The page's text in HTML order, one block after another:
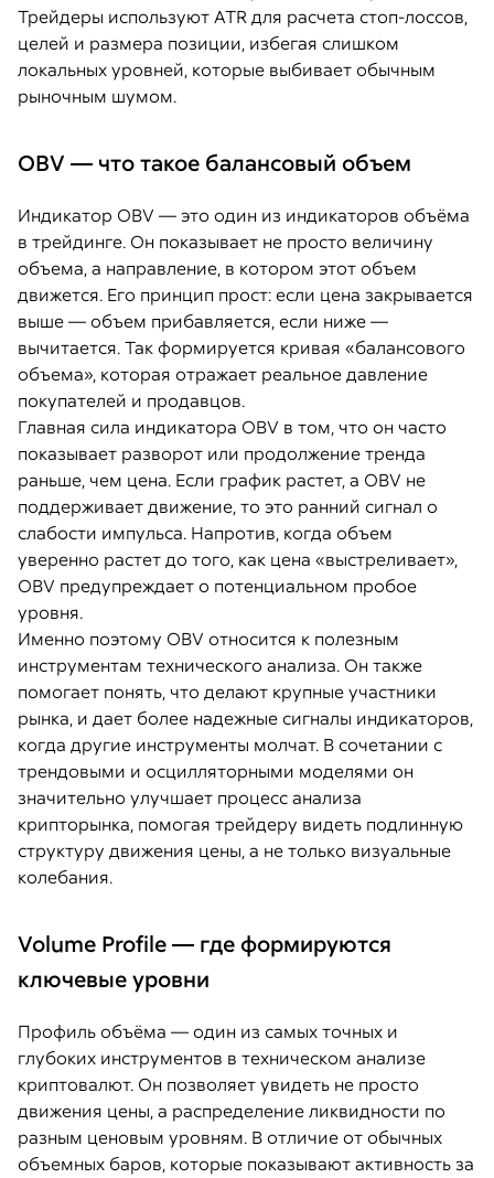
Трейдеры используют ATR для расчета стоп-лоссов,
целей и размера позиции, избегая слишком
локальных уровней, которые выбивает обычным
рыночным шумом.
OBV — что такое балансовый объем
Индикатор OBV — это один из индикаторов объёма
в трейдинге. Он показывает не просто величину
объема, а направление, в котором этот объем
движется. Его принцип прост: если цена закрывается
выше — объем прибавляется, если ниже —
вычитается. Так формируется кривая «балансового
объема», которая отражает реальное давление
покупателей и продавцов.
Главная сила индикатора OBV в том, что он часто
показывает разворот или продолжение тренда
раньше, чем цена. Если график растет, а OBV не
поддерживает движение, то это ранний сигнал о
слабости импульса. Напротив, когда объем
уверенно растет до того, как цена «выстреливает»,
OBV предупреждает о потенциальном пробое
уровня.
Именно поэтому OBV относится к полезным
инструментам технического анализа. Он также
помогает понять, что делают крупные участники
рынка, и дает более надежные сигналы индикаторов,
когда другие инструменты молчат. В сочетании с
трендовыми и осцилляторными моделями он
значительно улучшает процесс анализа
крипторынка, помогая трейдеру видеть подлинную
структуру движения цены, а не только визуальные
колебания.
Volume Profile — где формируются
ключевые уровни
Профиль объёма — один из самых точных и
глубоких инструментов в техническом анализе
криптовалют. Он позволяет увидеть не просто
движения цены, а распределение ликвидности по
разным ценовым уровням. В отличие от обычных
объемных баров, которые показывают активность за